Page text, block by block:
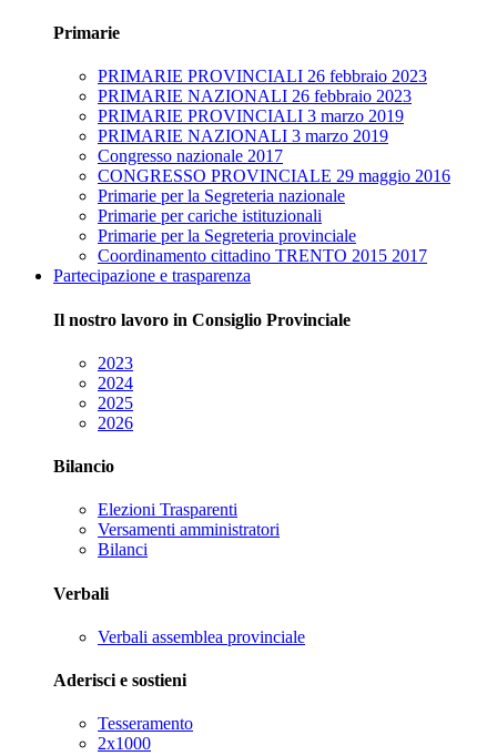
Primarie
PRIMARIE PROVINCIALI 26 febbraio 2023
PRIMARIE NAZIONALI 26 febbraio 2023
PRIMARIE PROVINCIALI 3 marzo 2019
PRIMARIE NAZIONALI 3 marzo 2019
Congresso nazionale 2017
CONGRESSO PROVINCIALE 29 maggio 2016
Primarie per la Segreteria nazionale
Primarie per cariche istituzionali
Primarie per la Segreteria provinciale
Coordinamento cittadino TRENTO 2015 2017
Partecipazione e trasparenza
Il nostro lavoro in Consiglio Provinciale
2023
2024
2025
2026
Bilancio
Elezioni Trasparenti
Versamenti amministratori
Bilanci
Verbali
Verbali assemblea provinciale
Aderisci e sostieni
Tesseramento
2x1000